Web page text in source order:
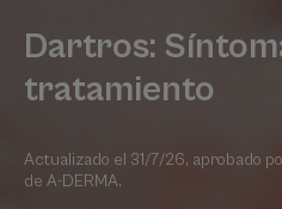
Dartros:
tratamiento
Actualizado el 31/7/26, aprobado
de A-DERMA.